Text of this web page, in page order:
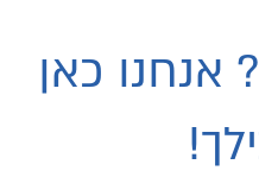
אנחנו כאן